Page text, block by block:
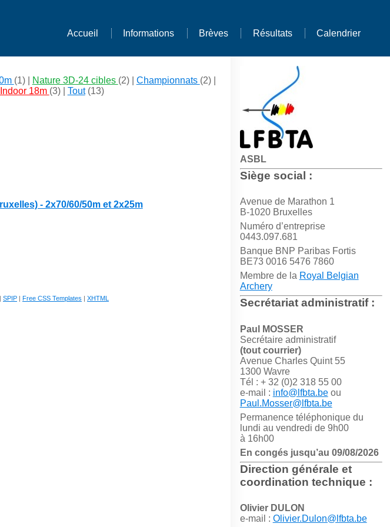
Accueil Informations Brèves Résultats Calendrier
ASBL
Siège social :
Avenue de Marathon 1
B-1020 Bruxelles
Numéro d’entreprise
0443.097.681
Banque BNP Paribas Fortis
BE73 0016 5476 7860
Membre de la Royal Belgian
Archery
Secrétariat administratif :
Paul MOSSER
Secrétaire administratif
(tout courrier)
Avenue Charles Quint 55
1300 Wavre
Tél : + 32 (0)2 318 55 00
e-mail : info@lfbta.beou
Paul.Mosser@lfbta.be
Permanence téléphonique du
lundi au vendredi de 9h00
à 16h00
En congés jusqu’au 09/08/2026
Direction générale et
coordination technique :
Olivier DULON
e-mail : Olivier.Dulon@lfbta.be
(1) | Nature 3D-24 cibles (2) | Championnats (2) |
Indoor 18m (3) | Tout(13)
- 2x70/60/50m et 2x25m
| SPIP | Free CSS Templates | XHTML